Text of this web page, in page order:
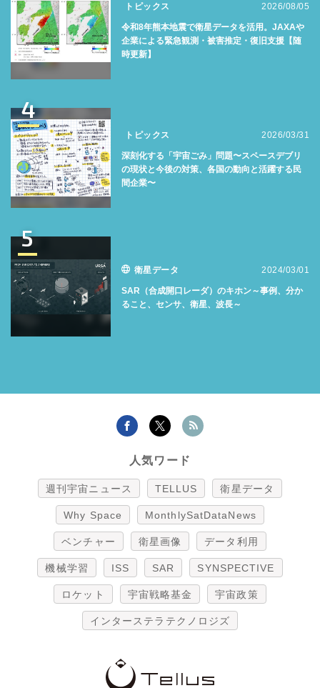
トピックス 2026/08/05
令和8年熊本地震で衛星データを活用。JAXAや
企業による緊急観測・被害推定・復旧支援【随
時更新】
4
トピックス 2026/03/31
深刻化する「宇宙ごみ」問題〜スペースデブリ
の現状と今後の対策、各国の動向と活躍する民
間企業〜
5
衛星データ 2024/03/01
SAR（合成開口レーダ）のキホン～事例、分か
ること、センサ、衛星、波長～
人気ワード
週刊宇宙ニュース TELLUS 衛星データ
Why Space MonthlySatDataNews
ベンチャー 衛星画像 データ利用
機械学習 ISS SAR SYNSPECTIVE
ロケット 宇宙戦略基金 宇宙政策
インターステラテクノロジズ